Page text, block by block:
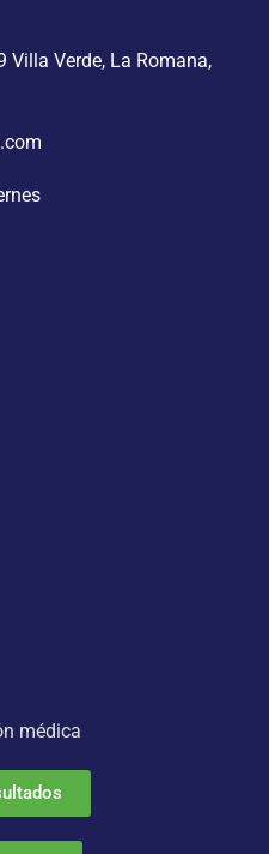
Villa Verde, La Romana,
médica